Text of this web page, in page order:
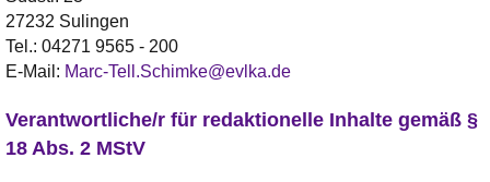
27232 Sulingen
Tel.: 04271 9565 - 200
E-Mail: Marc-Tell.Schimke@evlka.de
Verantwortliche/r für redaktionelle Inhalte gemäß §
18 Abs. 2 MStV